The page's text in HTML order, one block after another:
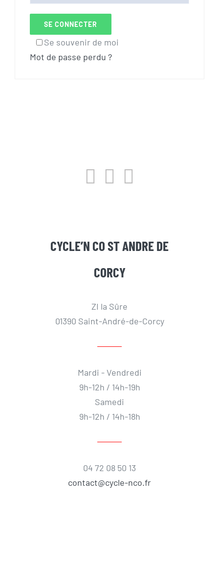
Se souvenir de moi
SE CONNECTER
Mot de passe perdu ?
CYCLE’N CO ST ANDRE DE
CORCY
ZI la Sûre
01390 Saint-André-de-Corcy
Mardi - Vendredi
9h-12h / 14h-19h
Samedi
9h-12h / 14h-18h
04 72 08 50 13
contact@cycle-nco.fr